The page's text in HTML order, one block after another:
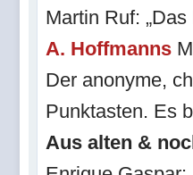
Martin Ruf:
A. Hoffmanns
Der anonyme,
Punktasten. Es
Aus alten &